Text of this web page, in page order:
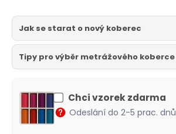
Jak se starat o nový koberec
Tipy pro výběr metrážového koberce
Chci vzorek zdarma
Odeslání do 2-5 prac. dnů